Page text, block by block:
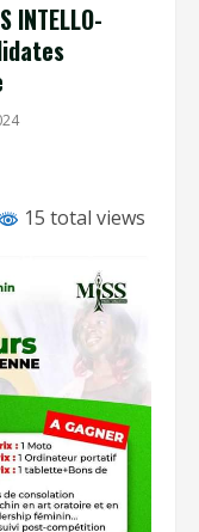
INTELLO-
15 total views